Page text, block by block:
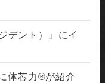
デント）』にイ
体芯力®が紹介